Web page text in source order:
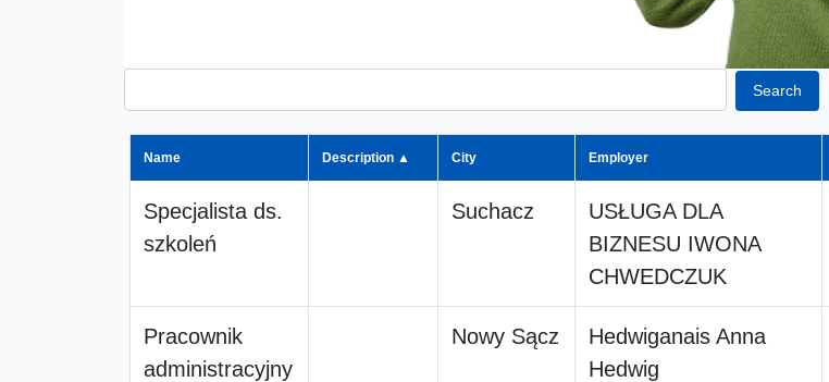
Search
Name Description ▲ City Employer
Specjalista ds.
szkoleń
Suchacz
USŁUGA DLA
BIZNESU IWONA
CHWEDCZUK
Pracownik
administracyjny
Nowy Sącz
Hedwiganais Anna
Hedwig